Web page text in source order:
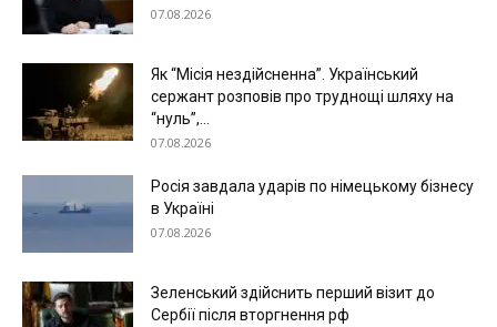
07.08.2026
Як “Місія нездійсненна”. Український
сержант розповів про труднощі шляху на
“нуль”,...
07.08.2026
Росія завдала ударів по німецькому бізнесу
в Україні
07.08.2026
Зеленський здійснить перший візит до
Сербії після вторгнення рф